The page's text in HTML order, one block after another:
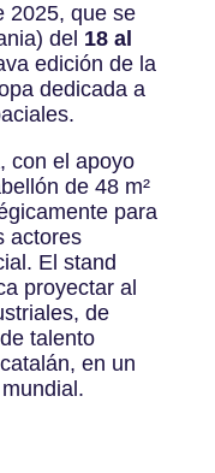
2025, que se
del 18 al
edición de la
dedicada a
con el apoyo
de 48 m²
para
actores
El stand
proyectar al
de
talento
en un